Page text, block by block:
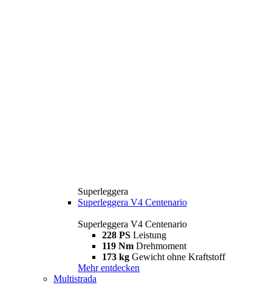
Superleggera
Superleggera V4 Centenario
Superleggera V4 Centenario
228 PS Leistung
119 Nm Drehmoment
173 kg Gewicht ohne Kraftstoff
Mehr entdecken
Multistrada